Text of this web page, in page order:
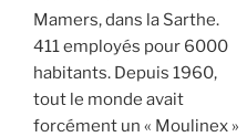
Mamers, dans la Sarthe.
411 employés pour 6000
habitants. Depuis 1960,
tout le monde avait
forcément un « Moulinex »